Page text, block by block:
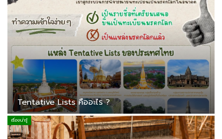
Tentative Lists คืออะไร ?
เรื่องน่ารู้